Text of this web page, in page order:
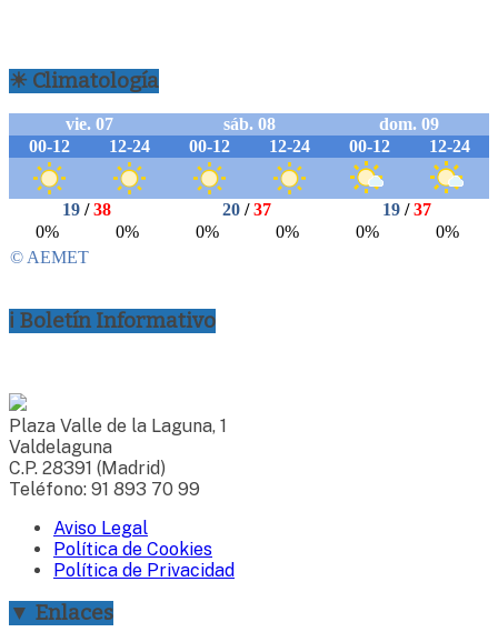
☀ Climatología
ℹ Boletín Informativo
Plaza Valle de la Laguna, 1
Valdelaguna
C.P. 28391 (Madrid)
Teléfono: 91 893 70 99
Aviso Legal
Política de Cookies
Política de Privacidad
▼ Enlaces